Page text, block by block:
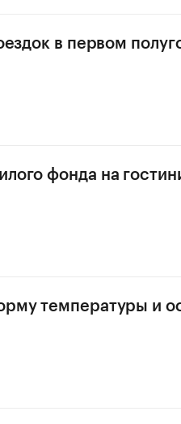
в первом
фонда на
температуры и